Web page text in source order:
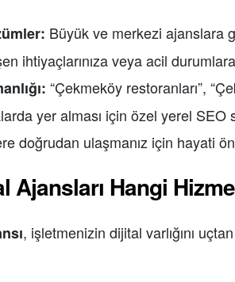
Büyük ve merkezi ajanslara
ihtiyaçlarınıza veya acil
“Çekmeköy restoranları”,
yer alması için özel yerel
doğrudan ulaşmanız için hayati
Ajansları Hangi
, işletmenizin dijital varlığını